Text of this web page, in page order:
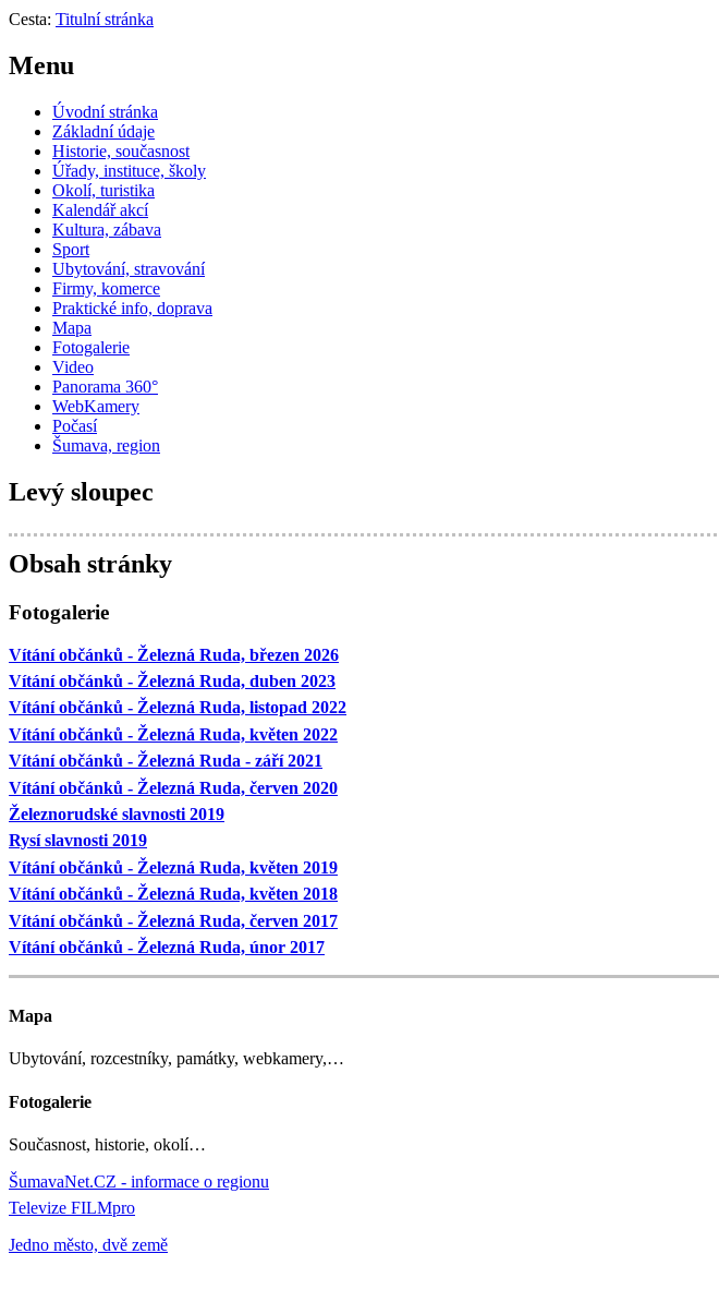
Cesta: Titulní stránka
Menu
Úvodní stránka
Základní údaje
Historie, současnost
Úřady, instituce, školy
Okolí, turistika
Kalendář akcí
Kultura, zábava
Sport
Ubytování, stravování
Firmy, komerce
Praktické info, doprava
Mapa
Fotogalerie
Video
Panorama 360°
WebKamery
Počasí
Šumava, region
Levý sloupec
Obsah stránky
Fotogalerie
Vítání občánků - Železná Ruda, březen 2026
Vítání občánků - Železná Ruda, duben 2023
Vítání občánků - Železná Ruda, listopad 2022
Vítání občánků - Železná Ruda, květen 2022
Vítání občánků - Železná Ruda - září 2021
Vítání občánků - Železná Ruda, červen 2020
Železnorudské slavnosti 2019
Rysí slavnosti 2019
Vítání občánků - Železná Ruda, květen 2019
Vítání občánků - Železná Ruda, květen 2018
Vítání občánků - Železná Ruda, červen 2017
Vítání občánků - Železná Ruda, únor 2017
Mapa
Ubytování, rozcestníky, památky, webkamery,…
Fotogalerie
Současnost, historie, okolí…
ŠumavaNet.CZ - informace o regionu
Televize FILMpro
Jedno město, dvě země